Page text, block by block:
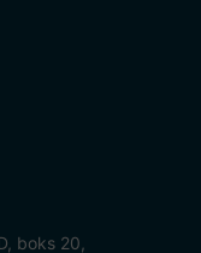
boks 20,